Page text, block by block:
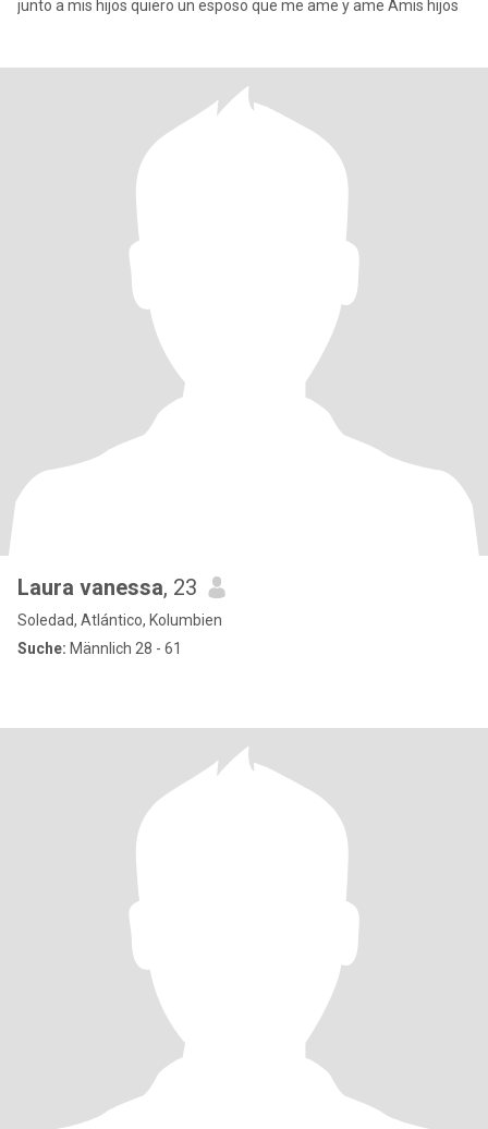
junto a mis hijos quiero un esposo que me ame y ame Amis hijos
Laura vanessa, 23
Soledad, Atlántico, Kolumbien
Suche: Männlich 28 - 61